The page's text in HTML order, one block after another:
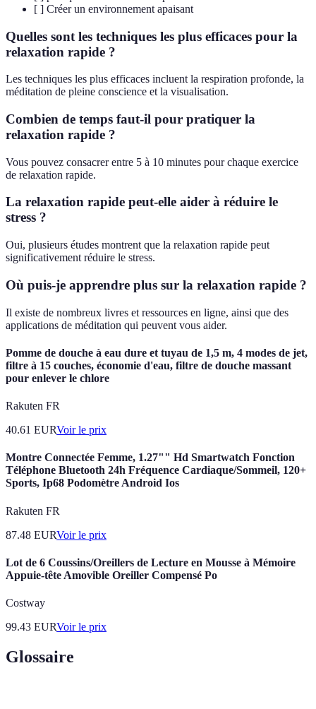
[ ] Créer un environnement apaisant
Quelles sont les techniques les plus efficaces pour la
relaxation rapide ?
Les techniques les plus efficaces incluent la respiration profonde, la
méditation de pleine conscience et la visualisation.
Combien de temps faut-il pour pratiquer la
relaxation rapide ?
Vous pouvez consacrer entre 5 à 10 minutes pour chaque exercice
de relaxation rapide.
La relaxation rapide peut-elle aider à réduire le
stress ?
Oui, plusieurs études montrent que la relaxation rapide peut
significativement réduire le stress.
Où puis-je apprendre plus sur la relaxation rapide ?
Il existe de nombreux livres et ressources en ligne, ainsi que des
applications de méditation qui peuvent vous aider.
Pomme de douche à eau dure et tuyau de 1,5 m, 4 modes de jet,
filtre à 15 couches, économie d'eau, filtre de douche massant
pour enlever le chlore
Rakuten FR
40.61 EURVoir le prix
Montre Connectée Femme, 1.27"" Hd Smartwatch Fonction
Téléphone Bluetooth 24h Fréquence Cardiaque/Sommeil, 120+
Sports, Ip68 Podomètre Android Ios
Rakuten FR
87.48 EURVoir le prix
Lot de 6 Coussins/Oreillers de Lecture en Mousse à Mémoire
Appuie-tête Amovible Oreiller Compensé Po
Costway
99.43 EURVoir le prix
Glossaire